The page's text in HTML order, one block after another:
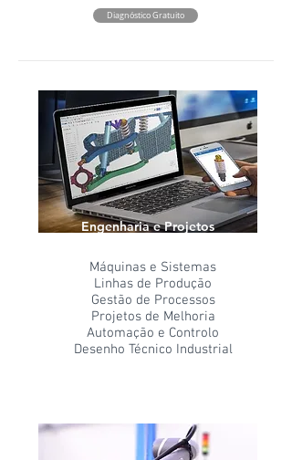
Diagnóstico Gratuito
Engenharia e Projetos
Máquinas e Sistemas
Linhas de Produção
Gestão de Processos
Projetos de Melhoria
Automação e Controlo
Desenho Técnico Industrial